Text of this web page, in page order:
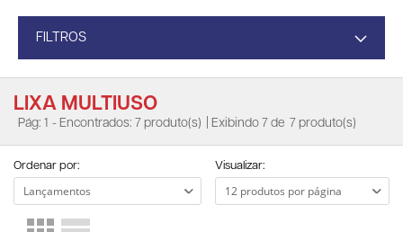
FILTROS
LIXA MULTIUSO
Pág: 1 - Encontrados: 7 produto(s) | Exibindo 7 de 7 produto(s)
Ordenar por: Visualizar: